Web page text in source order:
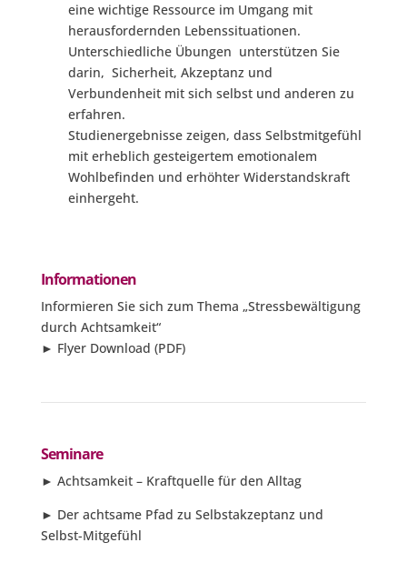
eine wichtige Ressource im Umgang mit
herausfordernden Lebenssituationen.
Unterschiedliche Übungen unterstützen Sie
darin, Sicherheit, Akzeptanz und
Verbundenheit mit sich selbst und anderen zu
erfahren.
Studienergebnisse zeigen, dass Selbstmitgefühl
mit erheblich gesteigertem emotionalem
Wohlbefinden und erhöhter Widerstandskraft
einhergeht.
Informationen
Informieren Sie sich zum Thema „Stressbewältigung
durch Achtsamkeit“
► Flyer Download (PDF)
Seminare
► Achtsamkeit – Kraftquelle für den Alltag
► Der achtsame Pfad zu Selbstakzeptanz und
Selbst-Mitgefühl